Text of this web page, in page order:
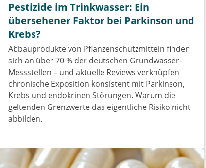
Pestizide im Trinkwasser: Ein
übersehener Faktor bei Parkinson und
Krebs?
Abbauprodukte von Pflanzenschutzmitteln finden
sich an über 70 % der deutschen Grundwasser-
Messstellen – und aktuelle Reviews verknüpfen
chronische Exposition konsistent mit Parkinson,
Krebs und endokrinen Störungen. Warum die
geltenden Grenzwerte das eigentliche Risiko nicht
abbilden.